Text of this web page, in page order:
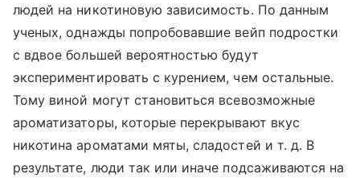
людей на никотиновую зависимость. По данным
ученых, однажды попробовавшие вейп подростки
с вдвое большей вероятностью будут
экспериментировать с курением, чем остальные.
Тому виной могут становиться всевозможные
ароматизаторы, которые перекрывают вкус
никотина ароматами мяты, сладостей и т. д. В
результате, люди так или иначе подсаживаются на